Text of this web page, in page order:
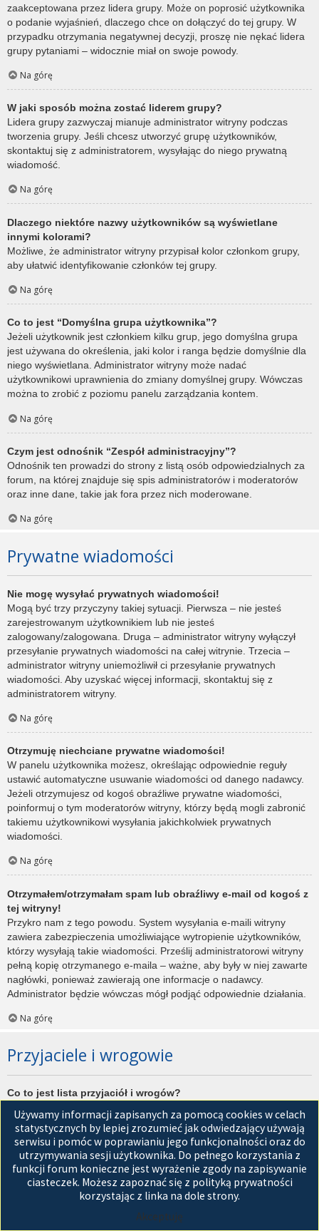
zaakceptowana przez lidera grupy. Może on poprosić użytkownika
o podanie wyjaśnień, dlaczego chce on dołączyć do tej grupy. W
przypadku otrzymania negatywnej decyzji, proszę nie nękać lidera
grupy pytaniami – widocznie miał on swoje powody.
Na górę
W jaki sposób można zostać liderem grupy?
Lidera grupy zazwyczaj mianuje administrator witryny podczas
tworzenia grupy. Jeśli chcesz utworzyć grupę użytkowników,
skontaktuj się z administratorem, wysyłając do niego prywatną
wiadomość.
Na górę
Dlaczego niektóre nazwy użytkowników są wyświetlane
innymi kolorami?
Możliwe, że administrator witryny przypisał kolor członkom grupy,
aby ułatwić identyfikowanie członków tej grupy.
Na górę
Co to jest “Domyślna grupa użytkownika”?
Jeżeli użytkownik jest członkiem kilku grup, jego domyślna grupa
jest używana do określenia, jaki kolor i ranga będzie domyślnie dla
niego wyświetlana. Administrator witryny może nadać
użytkownikowi uprawnienia do zmiany domyślnej grupy. Wówczas
można to zrobić z poziomu panelu zarządzania kontem.
Na górę
Czym jest odnośnik “Zespół administracyjny”?
Odnośnik ten prowadzi do strony z listą osób odpowiedzialnych za
forum, na której znajduje się spis administratorów i moderatorów
oraz inne dane, takie jak fora przez nich moderowane.
Na górę
Prywatne wiadomości
Nie mogę wysyłać prywatnych wiadomości!
Mogą być trzy przyczyny takiej sytuacji. Pierwsza – nie jesteś
zarejestrowanym użytkownikiem lub nie jesteś
zalogowany/zalogowana. Druga – administrator witryny wyłączył
przesyłanie prywatnych wiadomości na całej witrynie. Trzecia –
administrator witryny uniemożliwił ci przesyłanie prywatnych
wiadomości. Aby uzyskać więcej informacji, skontaktuj się z
administratorem witryny.
Na górę
Otrzymuję niechciane prywatne wiadomości!
W panelu użytkownika możesz, określając odpowiednie reguły
ustawić automatyczne usuwanie wiadomości od danego nadawcy.
Jeżeli otrzymujesz od kogoś obraźliwe prywatne wiadomości,
poinformuj o tym moderatorów witryny, którzy będą mogli zabronić
takiemu użytkownikowi wysyłania jakichkolwiek prywatnych
wiadomości.
Na górę
Otrzymałem/otrzymałam spam lub obraźliwy e-mail od kogoś z
tej witryny!
Przykro nam z tego powodu. System wysyłania e-maili witryny
zawiera zabezpieczenia umożliwiające wytropienie użytkowników,
którzy wysyłają takie wiadomości. Prześlij administratorowi witryny
pełną kopię otrzymanego e-maila – ważne, aby były w niej zawarte
nagłówki, ponieważ zawierają one informacje o nadawcy.
Administrator będzie wówczas mógł podjąć odpowiednie działania.
Na górę
Przyjaciele i wrogowie
Co to jest lista przyjaciół i wrogów?
użytkowników witryny. Użytkownicy dodani do listy przyjaciół będą
wyświetleni na karciePrzyjacieleznajdującej się w panelu
zarządzania kontem. Z tego poziomu można szybko sprawdzić ich
status, a także wysłać prywatną wiadomość. Zależnie od
używanego stylu witryny, posty tych użytkowników mogą być
wyróżniane. Jeśli użytkownik zostanie dodany do listy wrogów,
Używamy informacji zapisanych za pomocą cookies w celach
statystycznych by lepiej zrozumieć jak odwiedzający używają
serwisu i pomóc w poprawianiu jego funkcjonalności oraz do
utrzymywania sesji użytkownika. Do pełnego korzystania z
funkcji forum konieczne jest wyrażenie zgody na zapisywanie
ciasteczek. Możesz zapoznać się z polityką prywatności
korzystając z linka na dole strony.
Akceptuję